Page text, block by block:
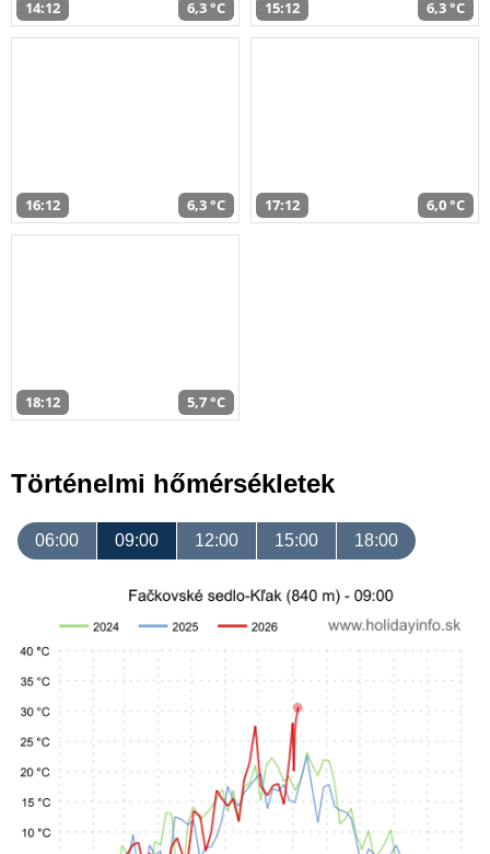
14:12 6,3 °C 15:12 6,3 °C
16:12 6,3 °C 17:12 6,0 °C
18:12 5,7 °C
Történelmi hőmérsékletek
06:00 09:00 12:00 15:00 18:00